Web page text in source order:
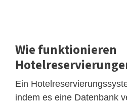
Wie funktionieren
Ein
indem es eine Datenbank